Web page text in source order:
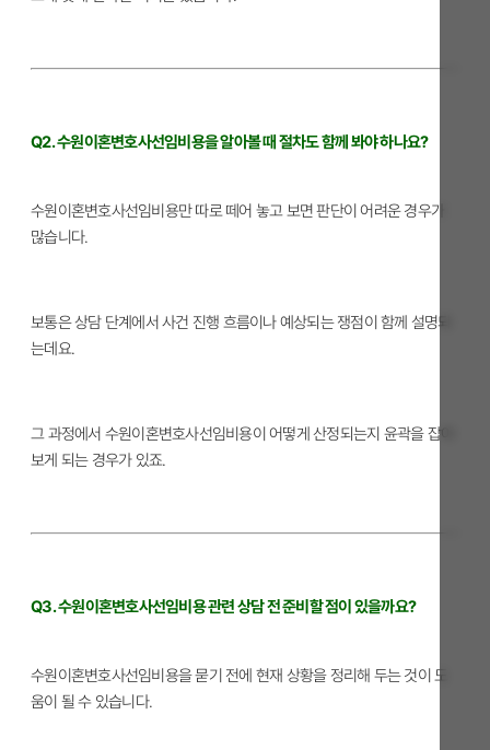
Q2. 수원이혼변호사선임비용을 알아볼 때 절차도 함께 봐야 하나요?
수원이혼변호사선임비용만 따로 떼어 놓고 보면 판단이 어려운 경우가
많습니다.
보통은 상담 단계에서 사건 진행 흐름이나 예상되는 쟁점이 함께 설명되
는데요.
그 과정에서 수원이혼변호사선임비용이 어떻게 산정되는지 윤곽을 잡아
보게 되는 경우가 있죠.
Q3. 수원이혼변호사선임비용 관련 상담 전 준비할 점이 있을까요?
수원이혼변호사선임비용을 묻기 전에 현재 상황을 정리해 두는 것이 도
움이 될 수 있습니다.